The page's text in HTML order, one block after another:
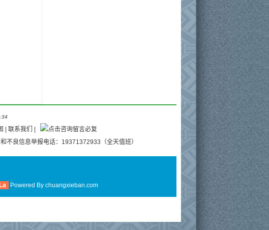
联系我们
和不良信息举报电话：19371372933（全天值班）
Powered By chuangxieban.com